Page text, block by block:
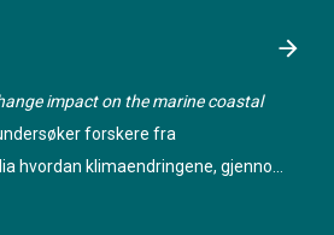
impact on the marine coastal
forskere fra
hvordan klimaendringene, gjennom
påvirker kystene og økosystemene